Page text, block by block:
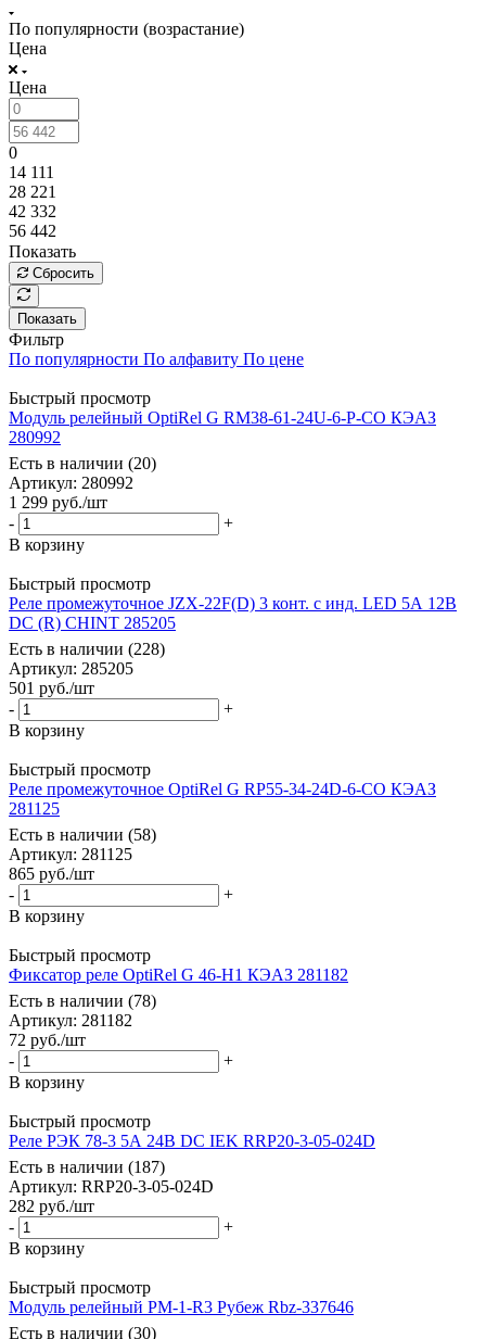
По популярности (возрастание)
Цена
Цена
0
14 111
28 221
42 332
56 442
Показать
Сбросить
Показать
Фильтр
По популярности По алфавиту По цене
Быстрый просмотр
Модуль релейный OptiRel G RM38-61-24U-6-P-CO КЭАЗ
280992
Есть в наличии (20)
Артикул: 280992
1 299 руб./шт
-
+
В корзину
Быстрый просмотр
Реле промежуточное JZX-22F(D) 3 конт. с инд. LED 5А 12В
DC (R) CHINT 285205
Есть в наличии (228)
Артикул: 285205
501 руб./шт
-
+
В корзину
Быстрый просмотр
Реле промежуточное OptiRel G RP55-34-24D-6-CO КЭАЗ
281125
Есть в наличии (58)
Артикул: 281125
865 руб./шт
-
+
В корзину
Быстрый просмотр
Фиксатор реле OptiRel G 46-H1 КЭАЗ 281182
Есть в наличии (78)
Артикул: 281182
72 руб./шт
-
+
В корзину
Быстрый просмотр
Реле РЭК 78-3 5А 24В DC IEK RRP20-3-05-024D
Есть в наличии (187)
Артикул: RRP20-3-05-024D
282 руб./шт
-
+
В корзину
Быстрый просмотр
Модуль релейный РМ-1-R3 Рубеж Rbz-337646
Есть в наличии (30)